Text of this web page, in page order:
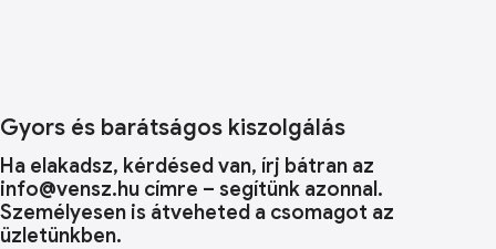
Gyors és barátságos kiszolgálás
Ha elakadsz, kérdésed van, írj bátran az
info@vensz.hu címre – segítünk azonnal.
Személyesen is átveheted a csomagot az
üzletünkben.